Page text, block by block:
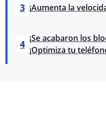
3 ¡Aumenta la
4 ¡Se acabaron los
¡Optimiza tu